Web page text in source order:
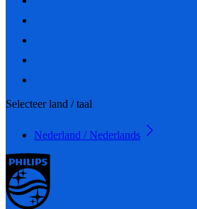
Selecteer land / taal
Nederland / Nederlands